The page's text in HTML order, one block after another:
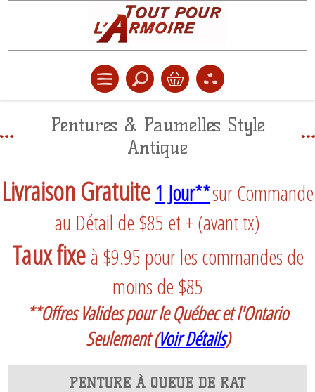
Pentures & Paumelles Style
Antique
Livraison Gratuite 1 Jour**sur Commande
au Détail de $85 et + (avant tx)
Taux fixeà $9.95 pour les commandes de
moins de $85
**Offres Valides pour le Québec et l'Ontario
Seulement (Voir Détails)
PENTURE À QUEUE DE RAT